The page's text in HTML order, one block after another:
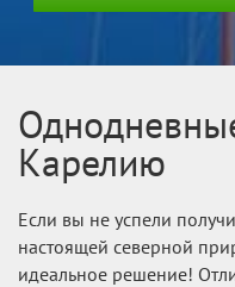
Карелию
Если вы не успели
настоящей северной
идеальное решение!